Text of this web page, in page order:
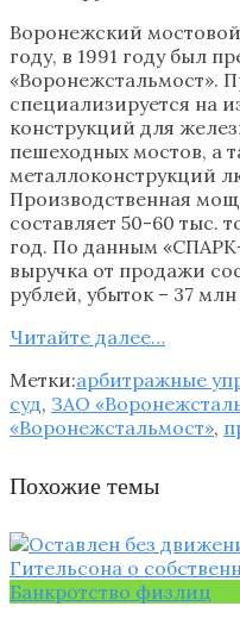
Воронежский
году, в 1991 году был
«Воронежстальмост».
специализируется на
конструкций для
пешеходных мостов, а
металлоконструкций
Производственная
составляет 50-60 тыс.
год. По данным
выручка от продажи
рублей, убыток – 37
Читайте далее…
Метки:арбитражные
суд, ЗАО
«Воронежстальмост»,
Похожие темы
Банкротство физлиц